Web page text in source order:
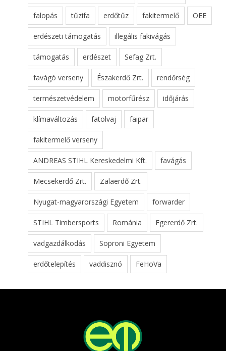
falopás tűzifa erdőtűz fakitermelő OEE
erdészeti támogatás illegális fakivágás
támogatás erdészet Sefag Zrt.
favágó verseny Északerdő Zrt. rendőrség
természetvédelem motorfűrész időjárás
klímaváltozás fatolvaj faipar
fakitermelő verseny
ANDREAS STIHL Kereskedelmi Kft. favágás
Mecsekerdő Zrt. Zalaerdő Zrt.
Nyugat-magyarországi Egyetem forwarder
STIHL Timbersports Románia Egererdő Zrt.
vadgazdálkodás Soproni Egyetem
erdőtelepítés vaddisznó FeHoVa